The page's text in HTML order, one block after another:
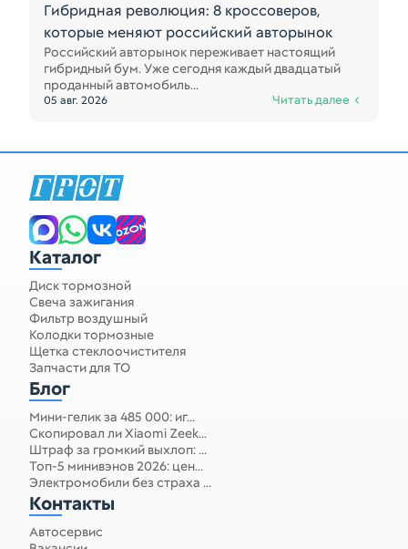
Гибридная революция: 8 кроссоверов,
которые меняют российский авторынок
Российский авторынок переживает настоящий
гибридный бум. Уже сегодня каждый двадцатый
проданный автомобиль...
05 авг. 2026 Читать далее
Каталог
Диск тормозной
Свеча зажигания
Фильтр воздушный
Колодки тормозные
Щетка стеклоочистителя
Запчасти для ТО
Блог
Мини-гелик за 485 000: иг...
Скопировал ли Xiaomi Zeek...
Штраф за громкий выхлоп: ...
Топ-5 минивэнов 2026: цен...
Электромобили без страха ...
Контакты
Автосервис